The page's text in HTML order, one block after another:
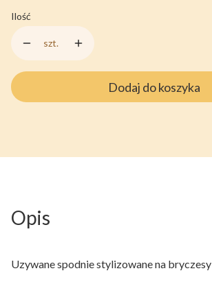
Ilość
szt.
Dodaj do koszyka
Opis
Uzywane spodnie stylizowane na bryczesy